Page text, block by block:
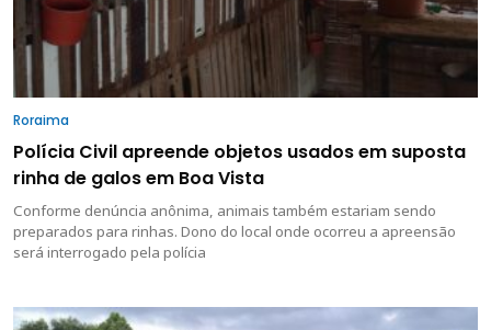
Roraima
Polícia Civil apreende objetos usados em suposta
rinha de galos em Boa Vista
Conforme denúncia anônima, animais também estariam sendo
preparados para rinhas. Dono do local onde ocorreu a apreensão
será interrogado pela polícia